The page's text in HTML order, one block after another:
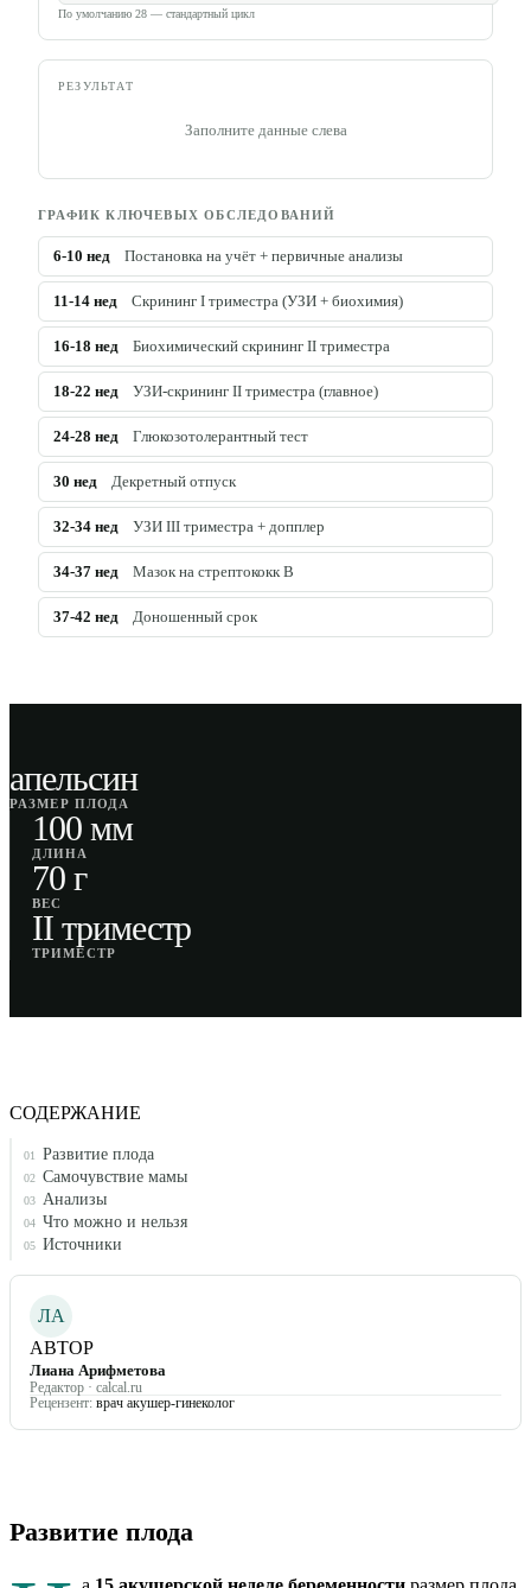
По умолчанию 28 — стандартный цикл
РЕЗУЛЬТАТ
Заполните данные слева
ГРАФИК КЛЮЧЕВЫХ ОБСЛЕДОВАНИЙ
6-10 нед Постановка на учёт + первичные анализы
11-14 нед Скрининг I триместра (УЗИ + биохимия)
16-18 нед Биохимический скрининг II триместра
18-22 нед УЗИ-скрининг II триместра (главное)
24-28 нед Глюкозотолерантный тест
30 нед Декретный отпуск
32-34 нед УЗИ III триместра + допплер
34-37 нед Мазок на стрептококк B
37-42 нед Доношенный срок
апельсин
РАЗМЕР ПЛОДА
100 мм
ДЛИНА
70 г
ВЕС
II триместр
ТРИМЕСТР
СОДЕРЖАНИЕ
01 Развитие плода
02 Самочувствие мамы
03 Анализы
04 Что можно и нельзя
05 Источники
ЛА
АВТОР
Лиана Арифметова
Редактор · calcal.ru
Рецензент: врач акушер-гинеколог
Развитие плода